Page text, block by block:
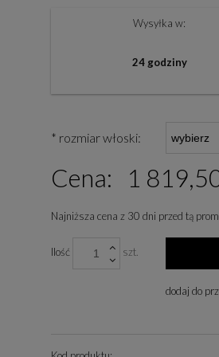
Wysyłka w:
24 godziny
* rozmiar włoski:
Cena: 1
Najniższa cena z 30 dni przed tą
Jeżeli produkt jest
się w sprzedaży.
Ilość szt.
dodaj do